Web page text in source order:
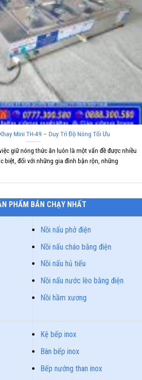
Mini TH-49 – Duy Trì Độ Nóng Tối Ưu
giữ nóng thức ăn luôn là một vấn đề được nhiều
biệt, đối với những gia đình bận rộn, những
PHẨM BÁN CHẠY NHẤT
Nồi nấu phở điện
Nồi nấu cháo bằng điện
Nồi nấu hủ tiếu
Nồi nấu nước lèo bằng điện
Nồi hầm xương
Kệ bếp inox
Bàn bếp inox
Bếp nướng than inox